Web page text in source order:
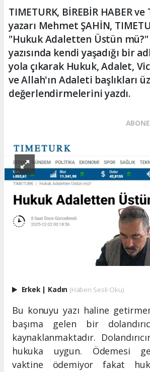
TIMETURK, BİREBİR HABER ve
yazarı Mehmet ŞAHİN,
"Hukuk Adaletten Üstün mü?"
yazısında kendi yaşadığı bir
yola çıkarak Hukuk, Adalet,
ve Allah'ın Adaleti başlıkları
değerlendirmelerini yazdı.
Erkek | Kadın (Haberi Sesli Oku)
Bu konuyu yazı haline
başıma gelen bir
kaynaklanmaktadır.
hukuka uygun. Ödemesi
vaktine ödemiyor fakat